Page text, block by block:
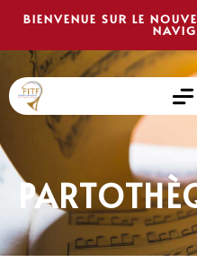
BIENVENUE SUR LE